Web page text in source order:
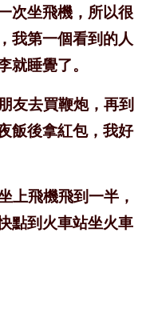
次坐飛機，所以很
我第一個看到的人
就睡覺了。
友去買鞭炮，再到
飯後拿紅包，我好
上飛機飛到一半，
點到火車站坐火車